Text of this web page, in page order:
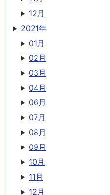
12月
2021年
01月
02月
03月
04月
06月
07月
08月
09月
10月
11月
12月